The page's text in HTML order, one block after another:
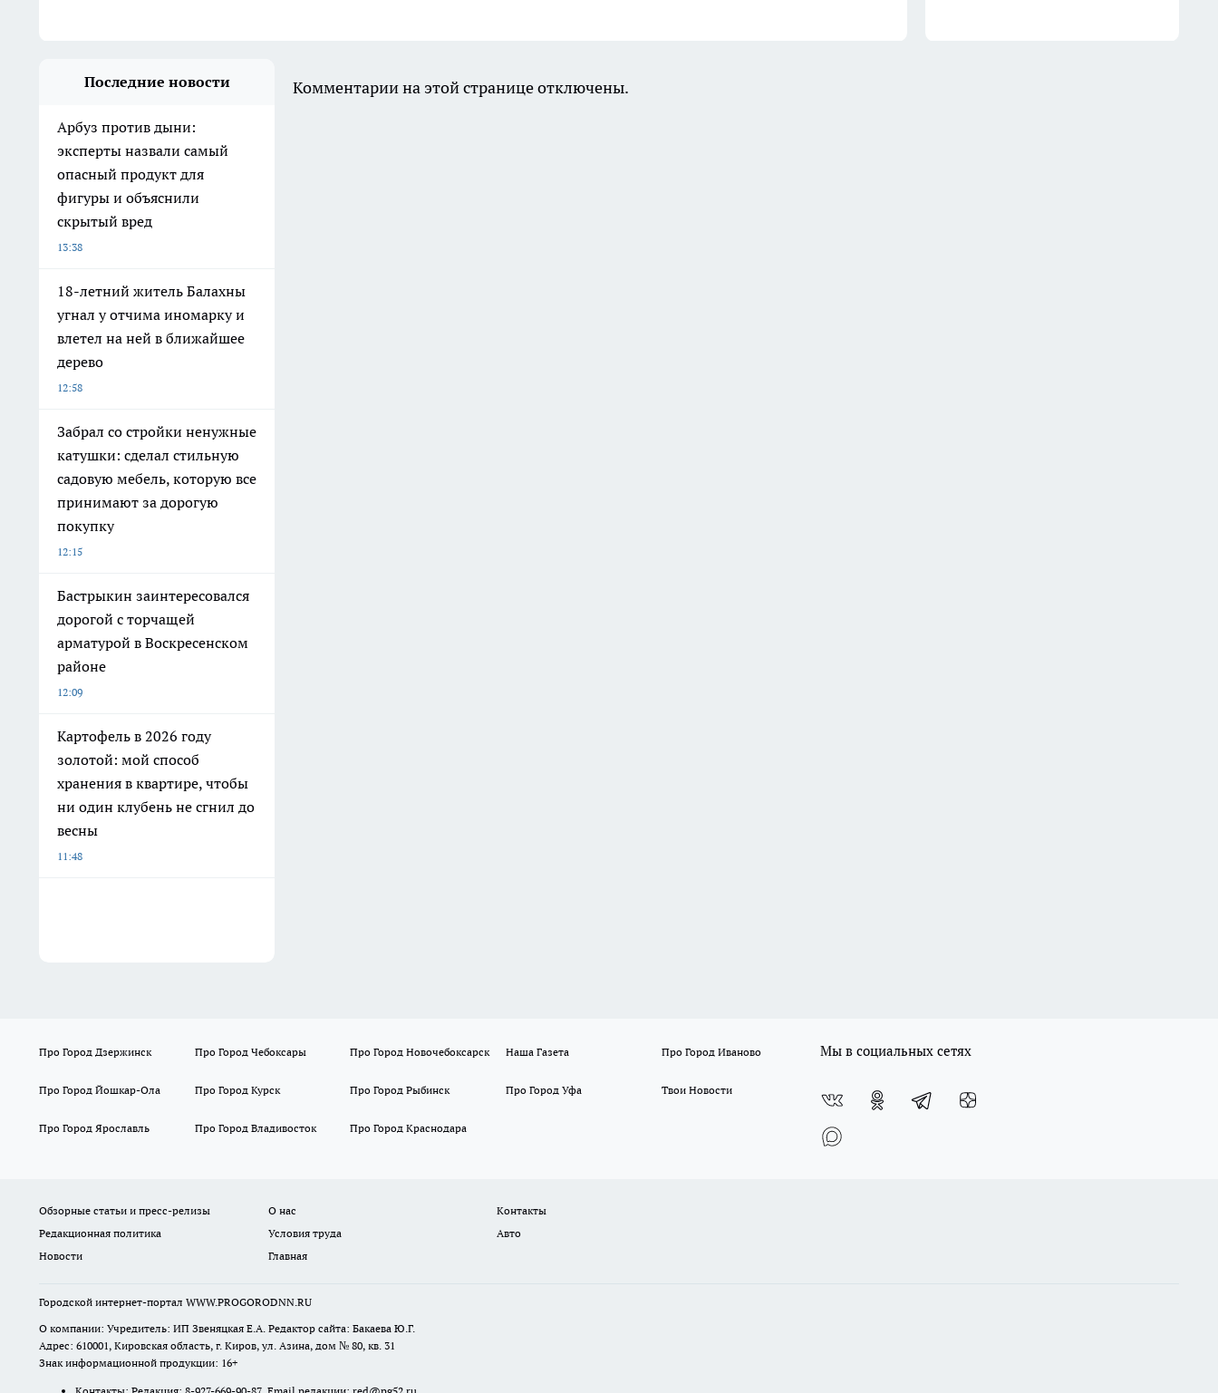
Последние новости
Арбуз против дыни:
эксперты назвали самый
опасный продукт для
фигуры и объяснили
скрытый вред
13:38
18-летний житель Балахны
угнал у отчима иномарку и
влетел на ней в ближайшее
дерево
12:58
Забрал со стройки ненужные
катушки: сделал стильную
садовую мебель, которую все
принимают за дорогую
покупку
12:15
Бастрыкин заинтересовался
дорогой с торчащей
арматурой в Воскресенском
районе
12:09
Картофель в 2026 году
золотой: мой способ
хранения в квартире, чтобы
ни один клубень не сгнил до
весны
11:48
Комментарии на этой странице отключены.
Про Город Дзержинск Про Город Чебоксары Про Город Новочебоксарск Наша Газета Про Город Иваново
Про Город Йошкар-Ола Про Город Курск Про Город Рыбинск Про Город Уфа Твои Новости
Про Город Ярославль Про Город Владивосток Про Город Краснодара
Мы в социальных сетях
Обзорные статьи и пресс-релизы О нас
Контакты
Редакционная политика
Условия труда
Авто
Новости
Главная
Городской интернет-портал WWW.PROGORODNN.RU
О компании: Учредитель: ИП Звеняцкая Е.А. Редактор сайта: Бакаева Ю.Г.
Адрес: 610001, Кировская область, г. Киров, ул. Азина, дом № 80, кв. 31
Знак информационной продукции: 16+